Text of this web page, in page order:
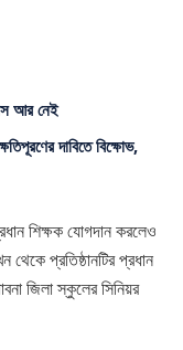
আর নেই
দাবিতে বিক্ষোভ,
শিক্ষক যোগদান করলেও
থেকে প্রতিষ্ঠানটির প্রধান
জিলা স্কুলের সিনিয়র